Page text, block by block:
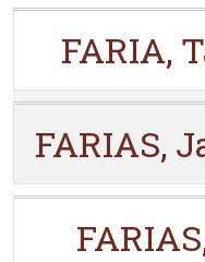
FARIA,
FARIAS,